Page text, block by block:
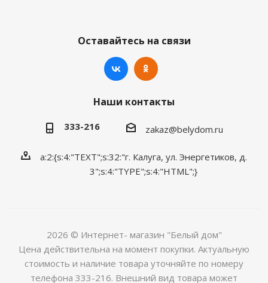
Оставайтесь на связи
Наши контакты
333-216 zakaz@belydom.ru
a:2:{s:4:"TEXT";s:32:"г. Калуга, ул. Энергетиков, д.
3";s:4:"TYPE";s:4:"HTML";}
2026 © Интернет- магазин "Белый дом"
Цена действительна на момент покупки. Актуальную
стоимость и наличие товара уточняйте по номеру
телефона 333-216. Внешний вид товара может